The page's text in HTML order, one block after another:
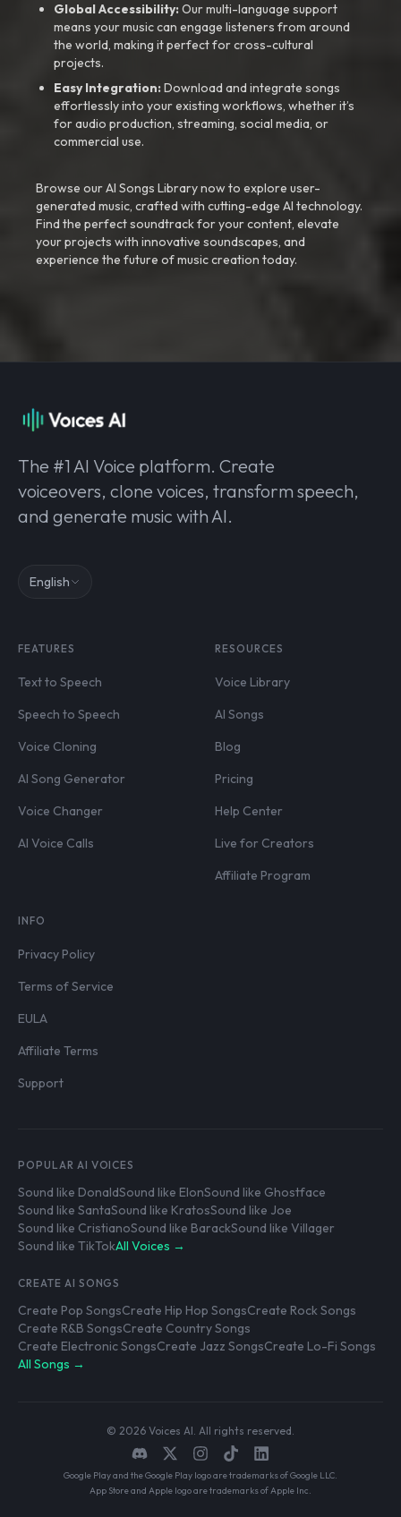
Global Accessibility:Our multi-language support
means your music can engage listeners from around
the world, making it perfect for cross-cultural
projects.
Easy Integration:Download and integrate songs
effortlessly into your existing workflows, whether it’s
for audio production, streaming, social media, or
commercial use.
Browse our AI Songs Library now to explore user-
generated music, crafted with cutting-edge AI technology.
Find the perfect soundtrack for your content, elevate
your projects with innovative soundscapes, and
experience the future of music creation today.
The #1 AI Voice platform. Create
voiceovers, clone voices, transform speech,
and generate music with AI.
English
FEATURES
Text to Speech
Speech to Speech
Voice Cloning
AI Song Generator
Voice Changer
AI Voice Calls
RESOURCES
Voice Library
AI Songs
Blog
Pricing
Help Center
Live for Creators
Affiliate Program
INFO
Privacy Policy
Terms of Service
EULA
Affiliate Terms
Support
POPULAR AI VOICES
Sound like DonaldSound like ElonSound like Ghostface
Sound like SantaSound like KratosSound like Joe
Sound like CristianoSound like BarackSound like Villager
Sound like TikTokAll Voices →
CREATE AI SONGS
Create Pop SongsCreate Hip Hop SongsCreate Rock Songs
Create R&B SongsCreate Country Songs
Create Electronic SongsCreate Jazz SongsCreate Lo-Fi Songs
All Songs →
© 2026 Voices AI. All rights reserved.
Google Play and the Google Play logo are trademarks of Google LLC.
App Store and Apple logo are trademarks of Apple Inc.